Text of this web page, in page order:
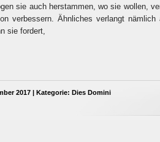
sie auch herstammen, wo sie wollen,
verbessern. Ähnliches verlangt nämlich
sie fordert,
2017 | Kategorie: Dies Domini